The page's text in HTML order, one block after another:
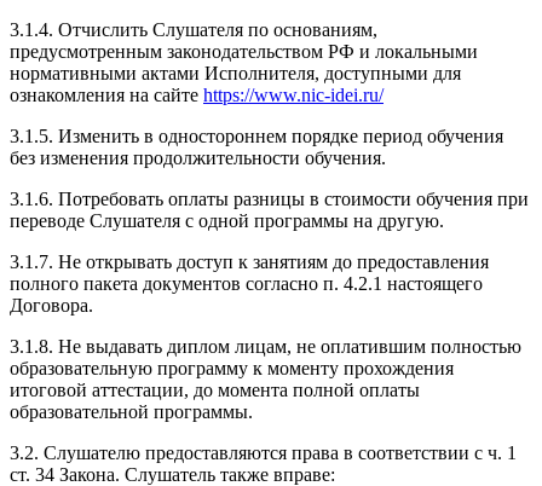
3.1.4. Отчислить Слушателя по основаниям,
предусмотренным законодательством РФ и локальными
нормативными актами Исполнителя, доступными для
ознакомления на сайте https://www.nic-idei.ru/
3.1.5. Изменить в одностороннем порядке период обучения
без изменения продолжительности обучения.
3.1.6. Потребовать оплаты разницы в стоимости обучения при
переводе Слушателя с одной программы на другую.
3.1.7. Не открывать доступ к занятиям до предоставления
полного пакета документов согласно п. 4.2.1 настоящего
Договора.
3.1.8. Не выдавать диплом лицам, не оплатившим полностью
образовательную программу к моменту прохождения
итоговой аттестации, до момента полной оплаты
образовательной программы.
3.2. Слушателю предоставляются права в соответствии с ч. 1
ст. 34 Закона. Слушатель также вправе: